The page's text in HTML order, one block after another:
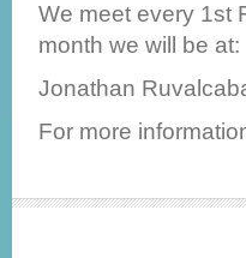
We meet every 1st
month we will be at:
Jonathan
For more